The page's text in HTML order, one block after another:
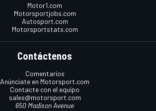
Motor1.com
Motorsportjobs.com
Autosport.com
Motorsportstats.com
Contáctenos
Comentarios
Anúnciate en Motorsport.com
Contacte con el equipo
sales@motorsport.com
650 Madison Avenue